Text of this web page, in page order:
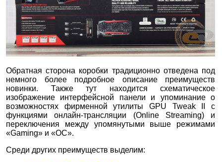
Обратная сторона коробки традиционно отведена под
немного более подробное описание преимуществ
новинки. Также тут находится схематическое
изображение интерфейсной панели и упоминание о
возможностях фирменной утилиты GPU Tweak II с
функциями онлайн-трансляции (Online Streaming) и
переключения между упомянутыми выше режимами
«Gaming» и «OC».
Среди других преимуществ выделим: